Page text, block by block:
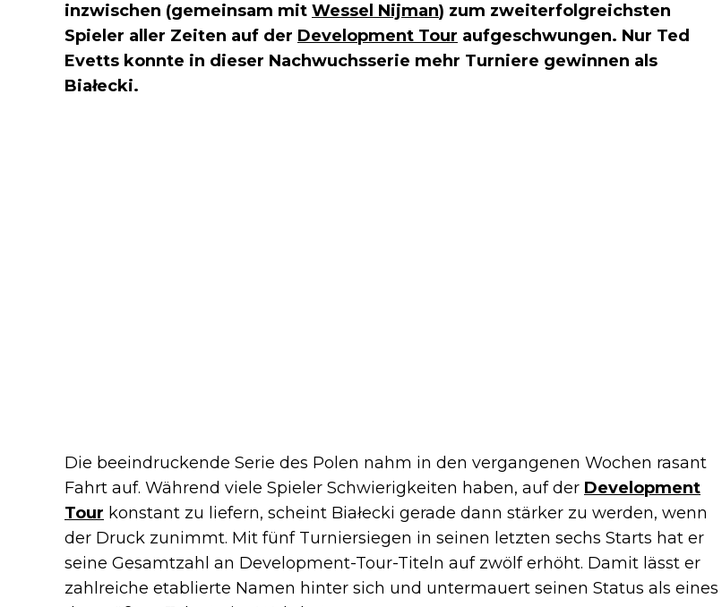
inzwischen (gemeinsam mit Wessel Nijman) zum zweiterfolgreichsten
Spieler aller Zeiten auf der Development Tour aufgeschwungen. Nur Ted
Evetts konnte in dieser Nachwuchsserie mehr Turniere gewinnen als
Białecki.
Die beeindruckende Serie des Polen nahm in den vergangenen Wochen rasant
Fahrt auf. Während viele Spieler Schwierigkeiten haben, auf der Development
Tour konstant zu liefern, scheint Białecki gerade dann stärker zu werden, wenn
der Druck zunimmt. Mit fünf Turniersiegen in seinen letzten sechs Starts hat er
seine Gesamtzahl an Development-Tour-Titeln auf zwölf erhöht. Damit lässt er
zahlreiche etablierte Namen hinter sich und untermauert seinen Status als eines